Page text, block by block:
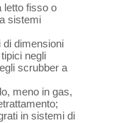
letto fisso o
sistemi
di dimensioni
negli
scrubber a
meno in gas,
in sistemi di